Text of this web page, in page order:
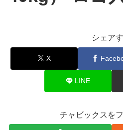
シェア
X
LINE
チャビックスを